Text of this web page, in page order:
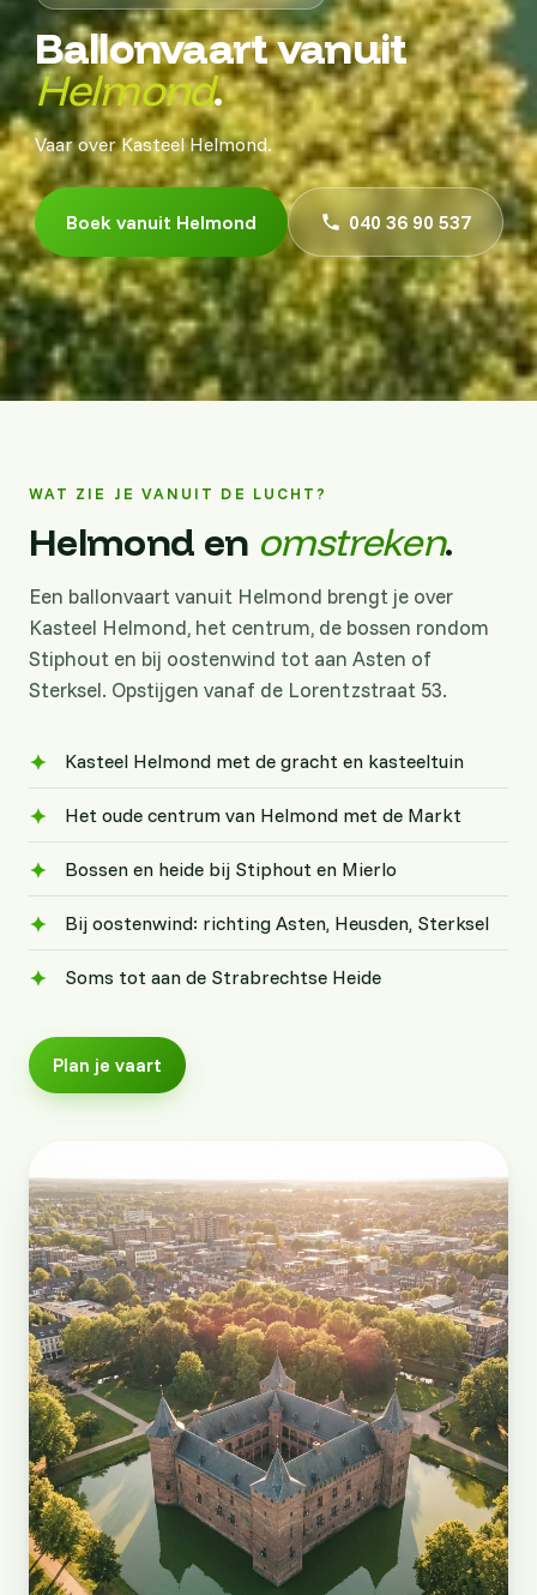
Ballonvaart vanuit
Helmond.
Vaar over Kasteel Helmond.
Boek vanuit Helmond 040 36 90 537
WAT ZIE JE VANUIT DE LUCHT?
Helmond en omstreken.
Een ballonvaart vanuit Helmond brengt je over
Kasteel Helmond, het centrum, de bossen rondom
Stiphout en bij oostenwind tot aan Asten of
Sterksel. Opstijgen vanaf de Lorentzstraat 53.
Kasteel Helmond met de gracht en kasteeltuin
Het oude centrum van Helmond met de Markt
Bossen en heide bij Stiphout en Mierlo
Bij oostenwind: richting Asten, Heusden, Sterksel
Soms tot aan de Strabrechtse Heide
Plan je vaart